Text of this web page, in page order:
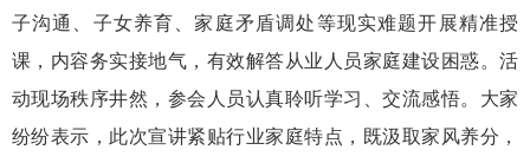
子沟通、子女养育、家庭矛盾调处等现实难题开展精准授
课，内容务实接地气，有效解答从业人员家庭建设困惑。活
动现场秩序井然，参会人员认真聆听学习、交流感悟。大家
纷纷表示，此次宣讲紧贴行业家庭特点，既汲取家风养分，